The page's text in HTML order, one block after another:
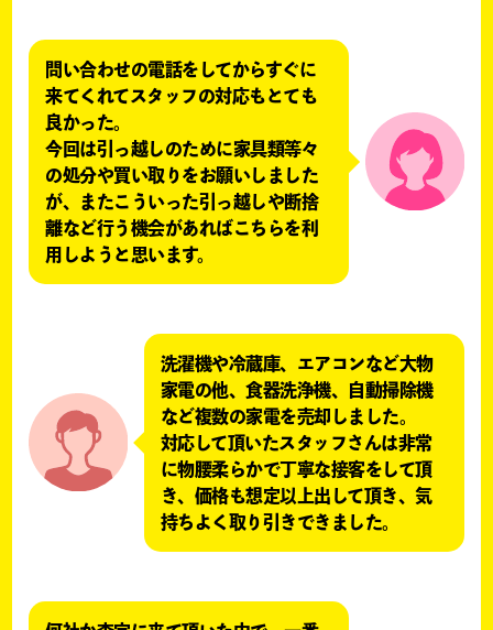
問い合わせの電話をしてからすぐに
来てくれてスタッフの対応もとても
良かった。
今回は引っ越しのために家具類等々
の処分や買い取りをお願いしました
が、またこういった引っ越しや断捨
離など行う機会があればこちらを利
用しようと思います。
洗濯機や冷蔵庫、エアコンなど大物
家電の他、食器洗浄機、自動掃除機
など複数の家電を売却しました。
対応して頂いたスタッフさんは非常
に物腰柔らかで丁寧な接客をして頂
き、価格も想定以上出して頂き、気
持ちよく取り引きできました。